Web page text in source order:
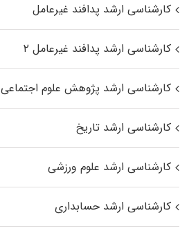
کارشناسی ارشد پدافند غیرعامل
کارشناسی ارشد پدافند غیرعامل ۲
کارشناسی ارشد پژوهش علوم اجتماعی
کارشناسی ارشد تاریخ
کارشناسی ارشد علوم ورزشی
کارشناسی ارشد حسابداری